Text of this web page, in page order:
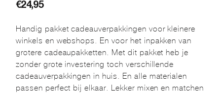
€24,95
Handig pakket cadeauverpakkingen voor kleinere
winkels en webshops. En voor het inpakken van
grotere cadeaupakketten. Met dit pakket heb je
zonder grote investering toch verschillende
cadeauverpakkingen in huis. En alle materialen
passen perfect bij elkaar. Lekker mixen en matchen